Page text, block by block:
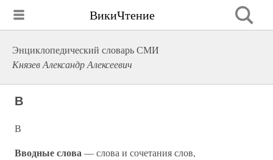
ВикиЧтение
Энциклопедический словарь СМИ
Князев Александр Алексеевич
В
В
Вводные слова— слова и сочетания слов,